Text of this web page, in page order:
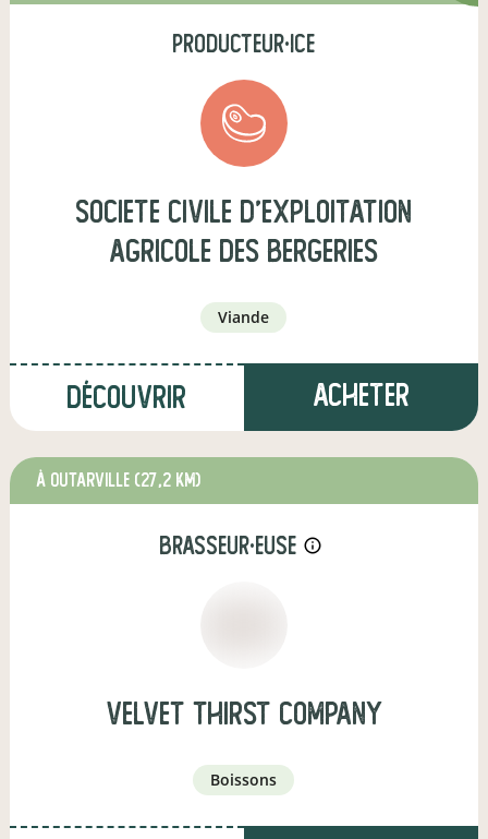
producteur·ice
societe civile d'exploitation
agricole des bergeries
viande
Découvrir Acheter
à Outarville (27,2 km)
brasseur·euse info_outline
velvet thirst company
boissons